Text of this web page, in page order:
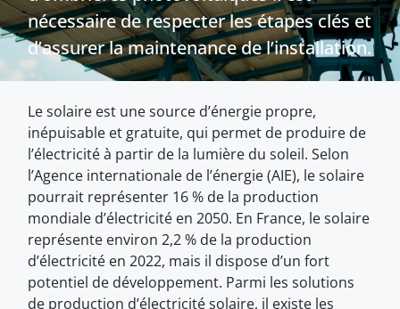
nécessaire de respecter les étapes clés et
d’assurer la maintenance de l’installation.
Le solaire est une source d’énergie propre,
inépuisable et gratuite, qui permet de produire de
l’électricité à partir de la lumière du soleil. Selon
l’Agence internationale de l’énergie (AIE), le solaire
pourrait représenter 16 % de la production
mondiale d’électricité en 2050. En France, le solaire
représente environ 2,2 % de la production
d’électricité en 2022, mais il dispose d’un fort
potentiel de développement. Parmi les solutions
de production d’électricité solaire, il existe les